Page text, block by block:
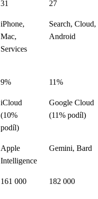
31 27
iPhone,
Mac,
Services
Search, Cloud,
Android
9% 11%
iCloud
(10%
podíl)
Google Cloud
(11% podíl)
Apple
Intelligence
Gemini, Bard
161 000 182 000